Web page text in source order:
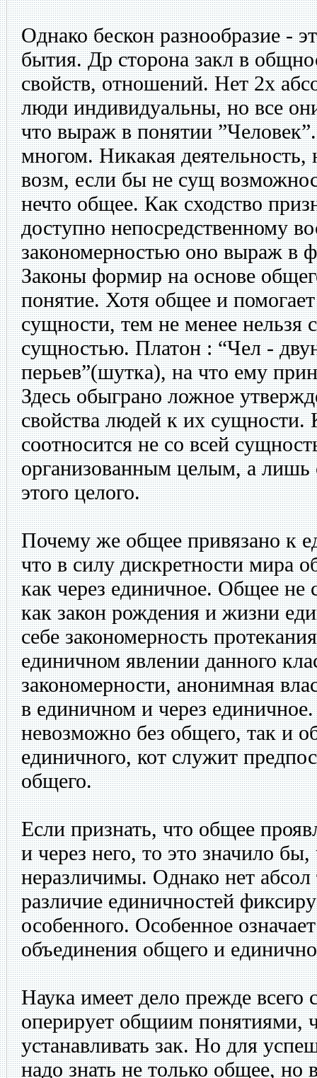
Однако бескон разнообразие -
бытия. Др сторона закл в
свойств, отношений. Нет 2х
люди индивидуальны, но все
что выраж в понятии
многом. Никакая
возм, если бы не сущ
нечто общее. Как сходство
доступно непосредственному
закономерностью оно выраж в
Законы формир на основе
понятие. Хотя общее и
сущности, тем не менее нельзя
сущностью. Платон : “Чел -
перьев”(шутка), на что ему
Здесь обыграно ложное
свойства людей к их сущности.
соотносится не со всей
организованным целым, а лишь
этого целого.
Почему же общее привязано к
что в силу дискретности мира
как через единичное. Общее
как закон рождения и жизни
себе закономерность
единичном явлении данного
закономерности, анонимная
в единичном и через
невозможно без общего, так и
единичного, кот служит
общего.
Если признать, что общее
и через него, то это значило
неразличимы. Однако нет
различие единичностей
особенного. Особенное
объединения общего и
Наука имеет дело прежде
оперирует общиим понятиями,
устанавливать зак. Но для
надо знать не только общее, но